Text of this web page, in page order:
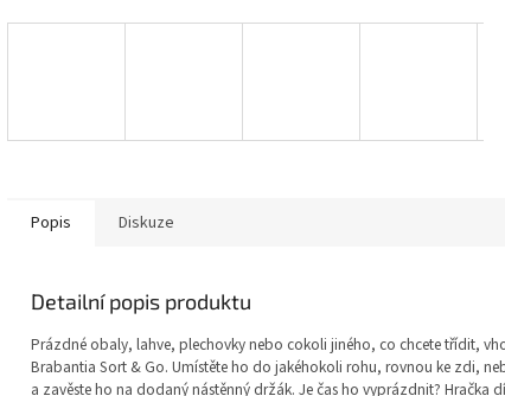
Popis Diskuze
Detailní popis produktu
Prázdné obaly, lahve, plechovky nebo cokoli jiného, ​​co chcete třídit,
Brabantia Sort & Go. Umístěte ho do jakéhokoli rohu, rovnou ke zdi,
a zavěste ho na dodaný nástěnný držák. Je čas ho vyprázdnit? Hračka